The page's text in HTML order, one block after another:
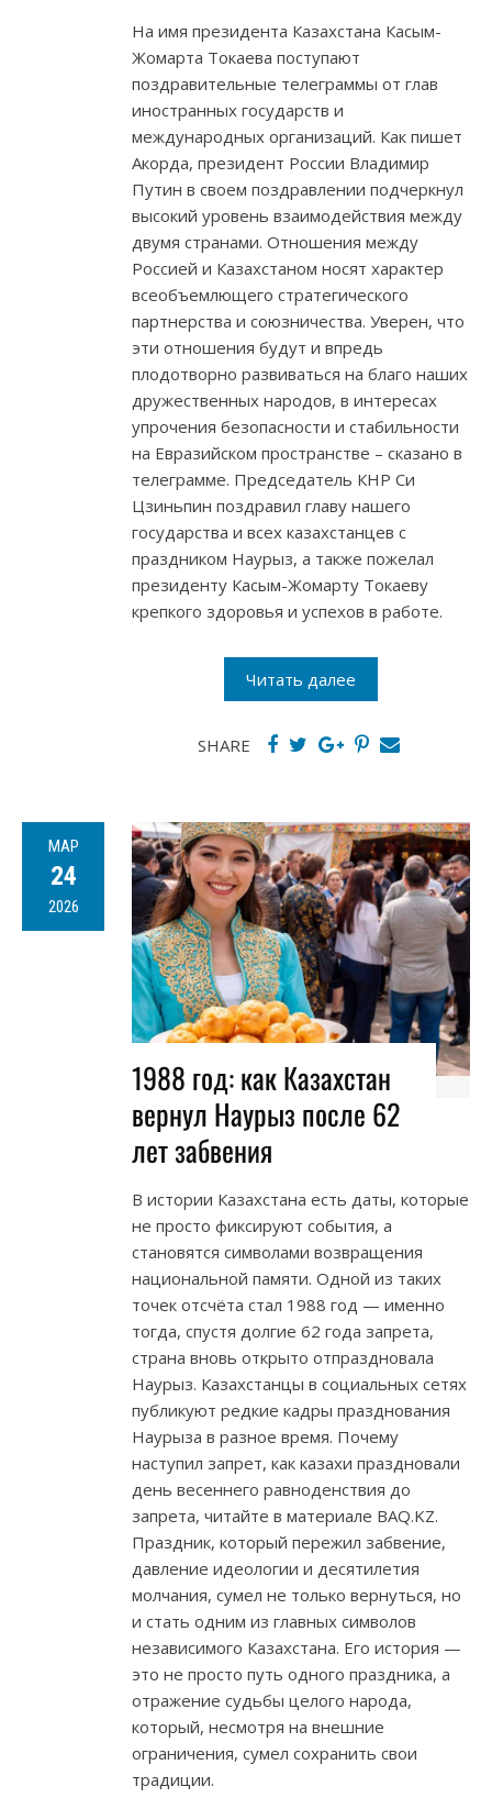
На имя президента Казахстана Касым-
Жомарта Токаева поступают
поздравительные телеграммы от глав
иностранных государств и
международных организаций. Как пишет
Акорда, президент России Владимир
Путин в своем поздравлении подчеркнул
высокий уровень взаимодействия между
двумя странами. Отношения между
Россией и Казахстаном носят характер
всеобъемлющего стратегического
партнерства и союзничества. Уверен, что
эти отношения будут и впредь
плодотворно развиваться на благо наших
дружественных народов, в интересах
упрочения безопасности и стабильности
на Евразийском пространстве – сказано в
телеграмме. Председатель КНР Си
Цзиньпин поздравил главу нашего
государства и всех казахстанцев с
праздником Наурыз, а также пожелал
президенту Касым-Жомарту Токаеву
крепкого здоровья и успехов в работе.
Читать далее
SHARE
МАР
24
2026
1988 год: как Казахстан
вернул Наурыз после 62
лет забвения
В истории Казахстана есть даты, которые
не просто фиксируют события, а
становятся символами возвращения
национальной памяти. Одной из таких
точек отсчёта стал 1988 год — именно
тогда, спустя долгие 62 года запрета,
страна вновь открыто отпраздновала
Наурыз. Казахстанцы в социальных сетях
публикуют редкие кадры празднования
Наурыза в разное время. Почему
наступил запрет, как казахи праздновали
день весеннего равноденствия до
запрета, читайте в материале BAQ.KZ.
Праздник, который пережил забвение,
давление идеологии и десятилетия
молчания, сумел не только вернуться, но
и стать одним из главных символов
независимого Казахстана. Его история —
это не просто путь одного праздника, а
отражение судьбы целого народа,
который, несмотря на внешние
ограничения, сумел сохранить свои
традиции.